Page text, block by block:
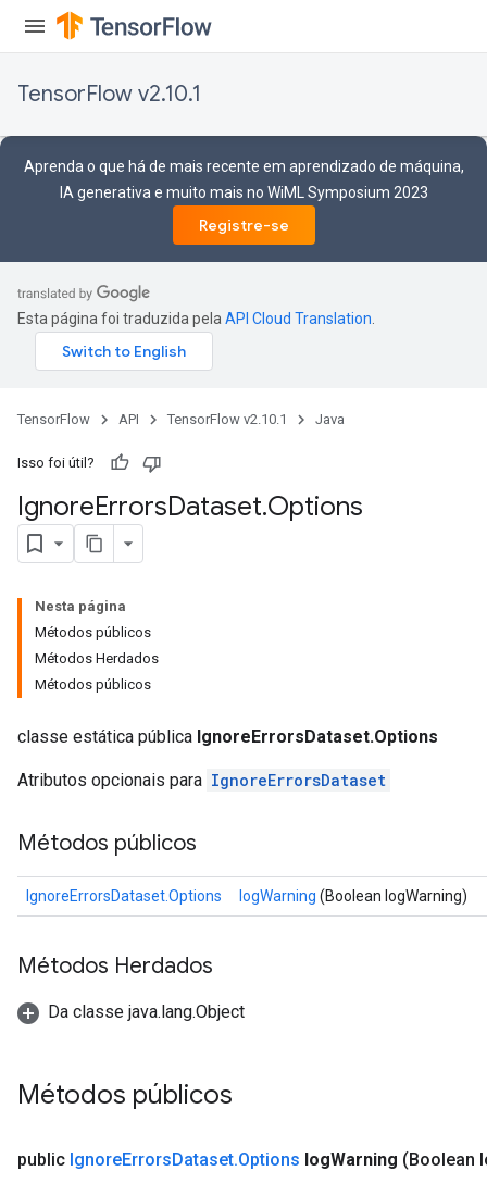
TensorFlow v2.10.1
Aprenda o que há de mais recente em aprendizado de máquina,
IA generativa e muito mais no WiML Symposium 2023
Registre-se
Esta página foi traduzida pela API Cloud Translation
TensorFlow API TensorFlow v2.10.1 Java
Isso foi útil?
IgnoreErrorsDataset.Options
Nesta página
Métodos públicos
Métodos Herdados
Métodos públicos
classe estática pública IgnoreErrorsDataset.Options
Atributos opcionais para IgnoreErrorsDataset
Métodos públicos
IgnoreErrorsDataset.Options logWarning (Boolean logWarning)
Métodos Herdados
Da classe java.lang.Object
Métodos públicos
public IgnoreErrorsDataset.Options logWarning (Boolean